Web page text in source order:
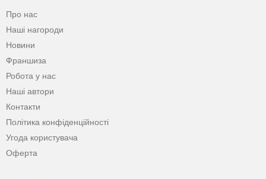
Про нас
Наші нагороди
Новини
Франшиза
Робота у нас
Наші автори
Контакти
Політика конфіденційності
Угода користувача
Оферта